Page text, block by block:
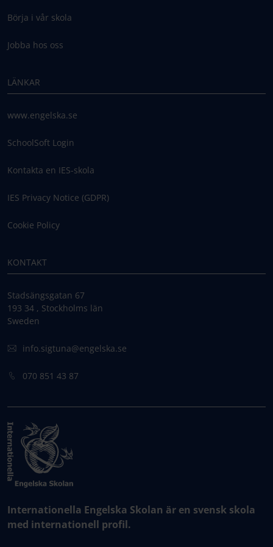
Börja i vår skola
Jobba hos oss
LÄNKAR
www.engelska.se
SchoolSoft Login
Kontakta en IES-skola
IES Privacy Notice (GDPR)
Cookie Policy
KONTAKT
Stadsängsgatan 67
193 34 , Stockholms län
Sweden
info.sigtuna@engelska.se
070 851 43 87
Internationella Engelska Skolan är en svensk skola
med internationell profil.